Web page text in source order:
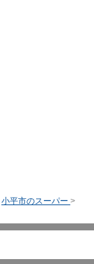
小平市のスーパー >